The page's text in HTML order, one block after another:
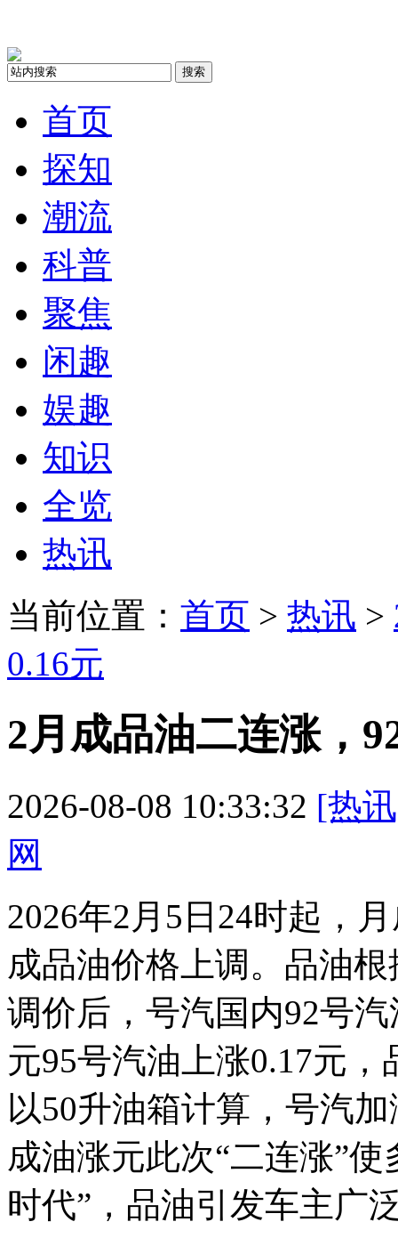
搜索
首页
探知
潮流
科普
聚焦
闲趣
娱趣
知识
全览
热讯
当前位置： 首页 > 热讯 >
0.16元
2月成品油二连涨，
2026-08-08 10:33:32 [热
网
2026年2月5日24时起，
成品油价格上调。品油
调价后，号汽国内92号
元95号汽油上涨0.17元
以50升油箱计算，号汽
成油涨元此次“二连涨”
时代”，品油引发车主广